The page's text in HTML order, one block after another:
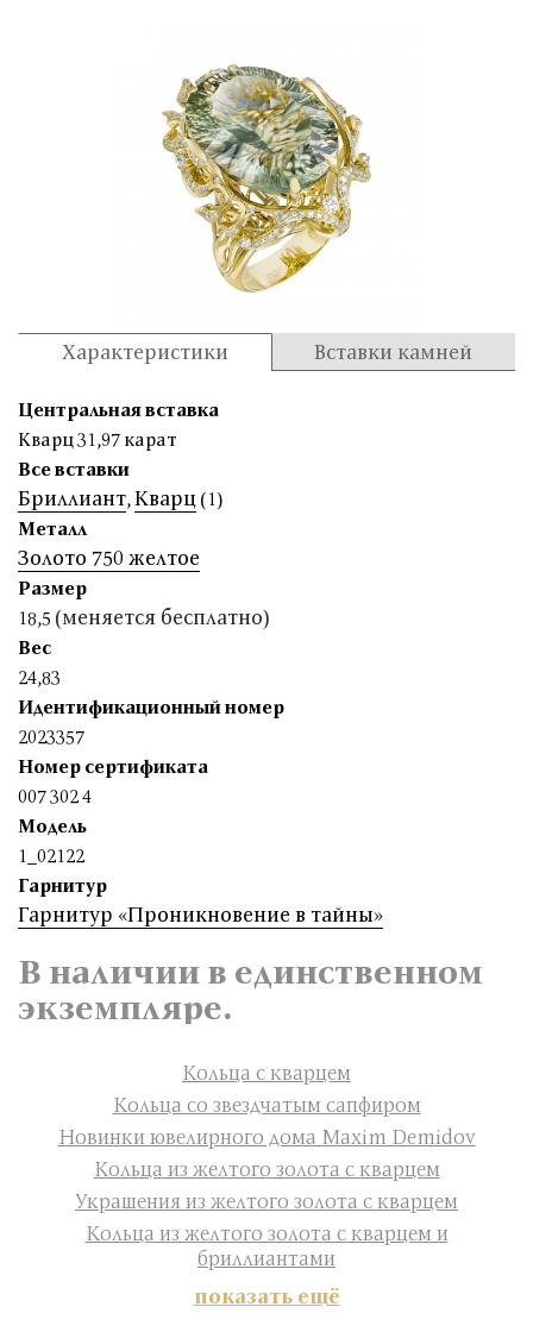
Характеристики Вставки камней
Центральная вставка
Кварц 31,97 карат
Все вставки
Бриллиант,Кварц (1)
Металл
Золото 750 желтое
Размер
18,5 (меняется бесплатно)
Вес
24,83
Идентификационный номер
2023357
Номер сертификата
007 302 4
Модель
1_02122
Гарнитур
Гарнитур «Проникновение в тайны»
В наличии в единственном
экземпляре.
Кольца с кварцем
Кольца со звездчатым сапфиром
Новинки ювелирного дома Maxim Demidov
Кольца из желтого золота с кварцем
Украшения из желтого золота с кварцем
Кольца из желтого золота с кварцем и
бриллиантами
показать ещё